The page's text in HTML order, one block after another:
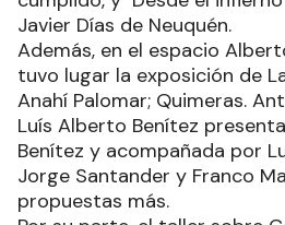
Javier Días de Neuquén.
Además, en el espacio
tuvo lugar la exposición de
Anahí Palomar; Quimeras.
Luís Alberto Benítez
Benítez y acompañada por
Jorge Santander y Franco
propuestas más.